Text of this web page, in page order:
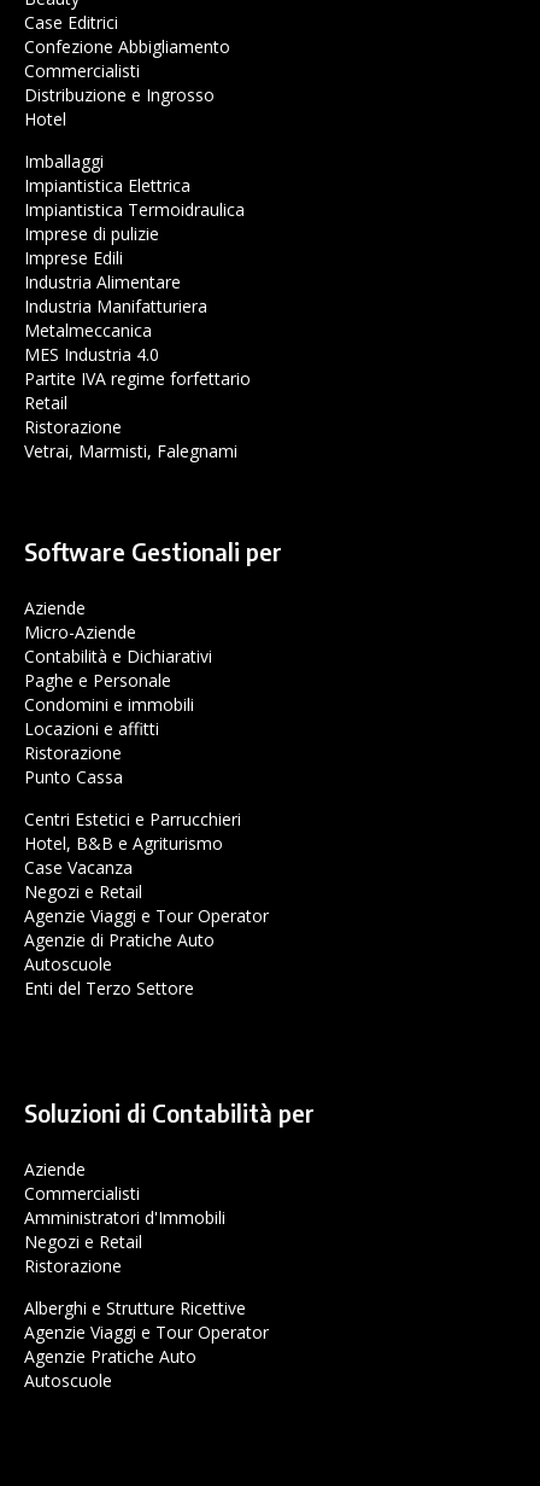
Case Editrici
Confezione Abbigliamento
Commercialisti
Distribuzione e Ingrosso
Hotel
Imballaggi
Impiantistica Elettrica
Impiantistica Termoidraulica
Imprese di pulizie
Imprese Edili
Industria Alimentare
Industria Manifatturiera
Metalmeccanica
MES Industria 4.0
Partite IVA regime forfettario
Retail
Ristorazione
Vetrai, Marmisti, Falegnami
Software Gestionali per
Aziende
Micro-Aziende
Contabilità e Dichiarativi
Paghe e Personale
Condomini e immobili
Locazioni e affitti
Ristorazione
Punto Cassa
Centri Estetici e Parrucchieri
Hotel, B&B e Agriturismo
Case Vacanza
Negozi e Retail
Agenzie Viaggi e Tour Operator
Agenzie di Pratiche Auto
Autoscuole
Enti del Terzo Settore
Soluzioni di Contabilità per
Aziende
Commercialisti
Amministratori d'Immobili
Negozi e Retail
Ristorazione
Alberghi e Strutture Ricettive
Agenzie Viaggi e Tour Operator
Agenzie Pratiche Auto
Autoscuole